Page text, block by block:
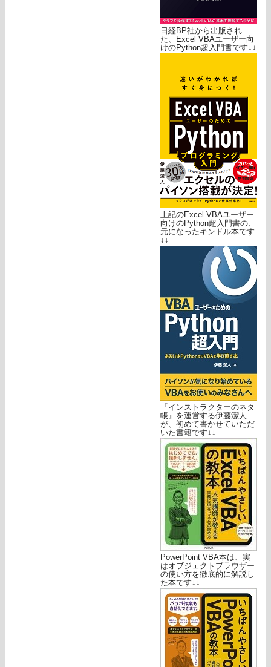
日経BP社から出版され
た、Excel VBAユーザー向
けのPython超入門書です↓↓
上記のExcel VBAユーザー
向けのPython超入門書の、
元になったキンドル本です
↓↓
『インストラクターのネタ
帳』を運営する伊藤潔人
が、初めて書かせていただ
いた書籍です↓↓
PowerPoint VBA本は、実
はオブジェクトブラウザー
の使い方を徹底的に解説し
た本です↓↓